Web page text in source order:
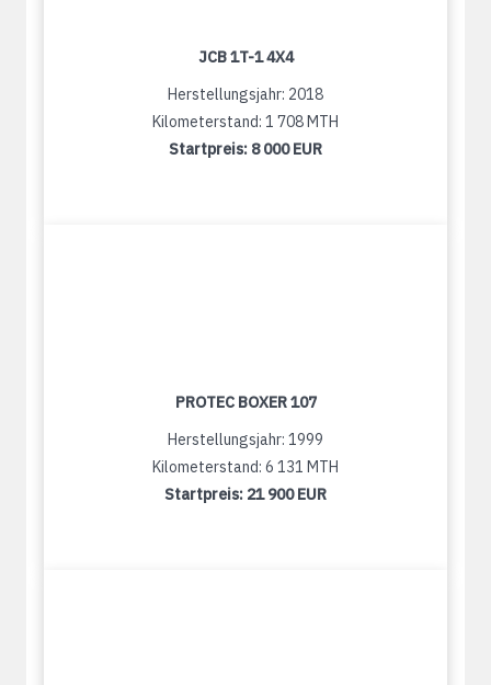
JCB 1T-1 4X4
Herstellungsjahr: 2018
Kilometerstand: 1 708 MTH
Startpreis: 8 000 EUR
PROTEC BOXER 107
Herstellungsjahr: 1999
Kilometerstand: 6 131 MTH
Startpreis: 21 900 EUR